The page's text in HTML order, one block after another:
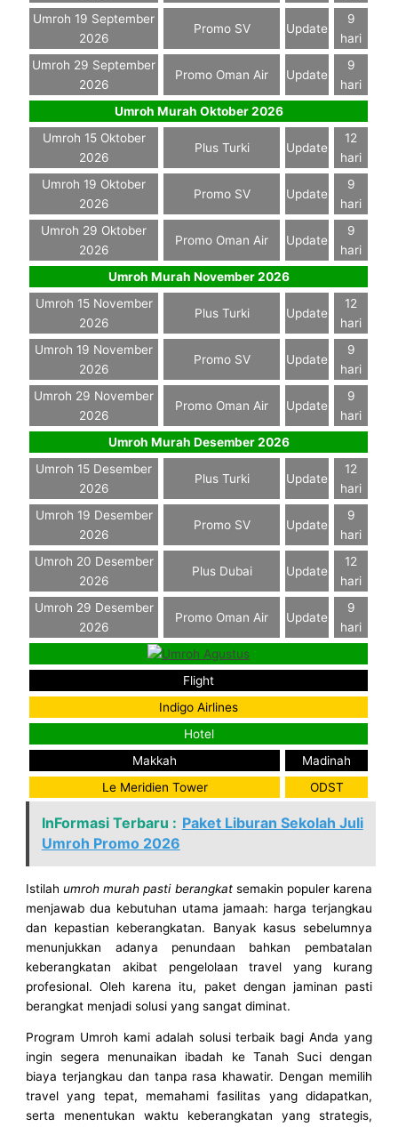
Umroh 19 September
2026
Promo SV Update
9
hari
Umroh 29 September
2026
Promo Oman Air Update
9
hari
Umroh Murah Oktober 2026
Umroh 15 Oktober
2026
Plus Turki Update
12
hari
Umroh 19 Oktober
2026
Promo SV Update
9
hari
Umroh 29 Oktober
2026
Promo Oman Air Update
9
hari
Umroh Murah November 2026
Umroh 15 November
2026
Plus Turki Update
12
hari
Umroh 19 November
2026
Promo SV Update
9
hari
Umroh 29 November
2026
Promo Oman Air Update
9
hari
Umroh Murah Desember 2026
Umroh 15 Desember
2026
Plus Turki Update
12
hari
Umroh 19 Desember
2026
Promo SV Update
9
hari
Umroh 20 Desember
2026
Plus Dubai Update
12
hari
Umroh 29 Desember
2026
Promo Oman Air Update
9
hari
Flight
Indigo Airlines
Hotel
Makkah
Madinah
Le Meridien Tower
ODST
InFormasi Terbaru : Paket Liburan Sekolah Juli
Umroh Promo 2026
Istilahumroh murah pasti berangkatsemakin populer karena
menjawab dua kebutuhan utama jamaah: harga terjangkau
dan kepastian keberangkatan. Banyak kasus sebelumnya
menunjukkan adanya penundaan bahkan pembatalan
keberangkatan akibat pengelolaan travel yang kurang
profesional. Oleh karena itu, paket dengan jaminan pasti
berangkat menjadi solusi yang sangat diminat.
Program Umroh kami adalah solusi terbaik bagi Anda yang
ingin segera menunaikan ibadah ke Tanah Suci dengan
biaya terjangkau dan tanpa rasa khawatir. Dengan memilih
travel yang tepat, memahami fasilitas yang didapatkan,
serta menentukan waktu keberangkatan yang strategis,